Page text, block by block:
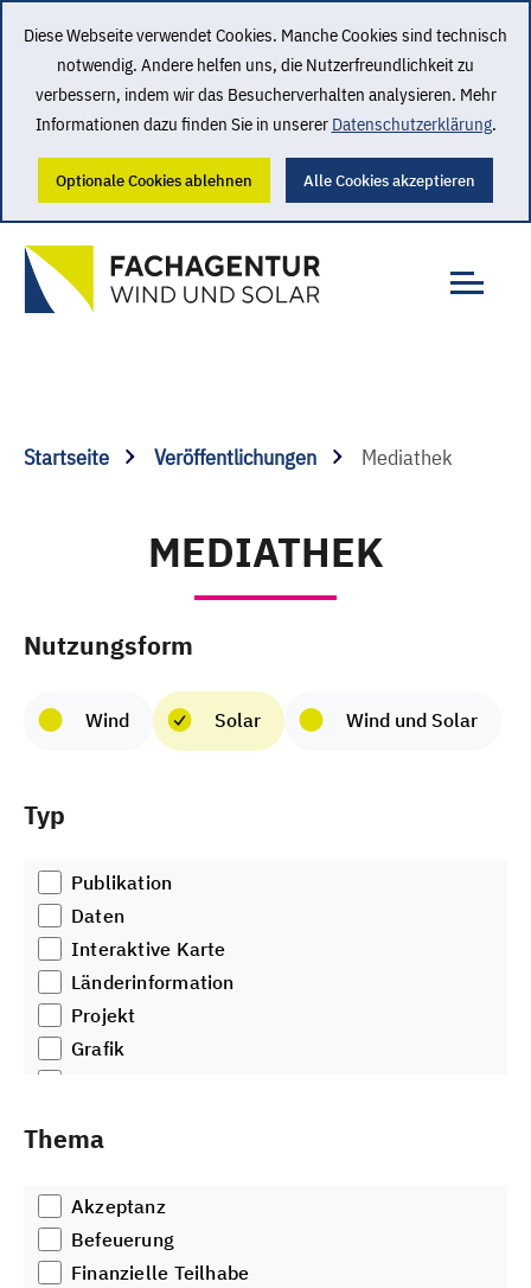
Diese Webseite verwendet Cookies. Manche Cookies sind technisch
notwendig. Andere helfen uns, die Nutzerfreundlichkeit zu
verbessern, indem wir das Besucherverhalten analysieren. Mehr
Informationen dazu finden Sie in unserer Datenschutzerklärung.
Optionale Cookies ablehnen Alle Cookies akzeptieren
Startseite Veröffentlichungen Mediathek
MEDIATHEK
Nutzungsform
Wind Solar Wind und Solar
Typ
Publikation
Daten
Interaktive Karte
Länderinformation
Projekt
Grafik
Podcast
Thema
Akzeptanz
Befeuerung
Finanzielle Teilhabe